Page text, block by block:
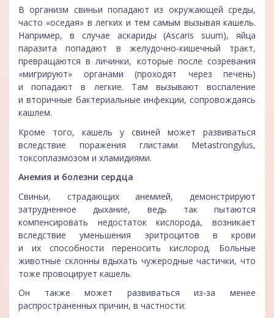
В организм свиньи попадают из окружающей среды,
часто «оседая» в легких и тем самым вызывая кашель.
Например, в случае аскариды (Ascaris suum), яйца
паразита попадают в желудочно-кишечный тракт,
превращаются в личинки, которые после созревания
«мигрируют» органами (проходят через печень)
и попадают в легкие. Там вызывают воспаление
и вторичные бактериальные инфекции, сопровождаясь
кашлем.
Кроме того, кашель у свиней может развиваться
вследствие поражения глистами Metastrongylus,
токсоплазмозом и хламидиями.
Анемия и болезни сердца
Свиньи, страдающих анемией, демонстрируют
затрудненное дыхание, ведь так пытаются
компенсировать недостаток кислорода, возникает
вследствие уменьшения эритроцитов в крови
и их способности переносить кислород. Больные
животные склонны вдыхать чужеродные частички, что
тоже провоцирует кашель.
Он также может развиваться из-за менее
распространенных причин, в частности: